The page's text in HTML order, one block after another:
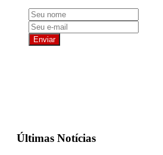
Últimas Notícias